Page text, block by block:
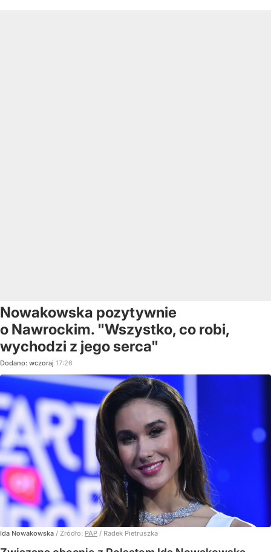
Nowakowska pozytywnie
o Nawrockim. "Wszystko, co robi,
wychodzi z jego serca"
Dodano: wczoraj 17:26
Ida Nowakowska / Źródło: PAP / Radek Pietruszka